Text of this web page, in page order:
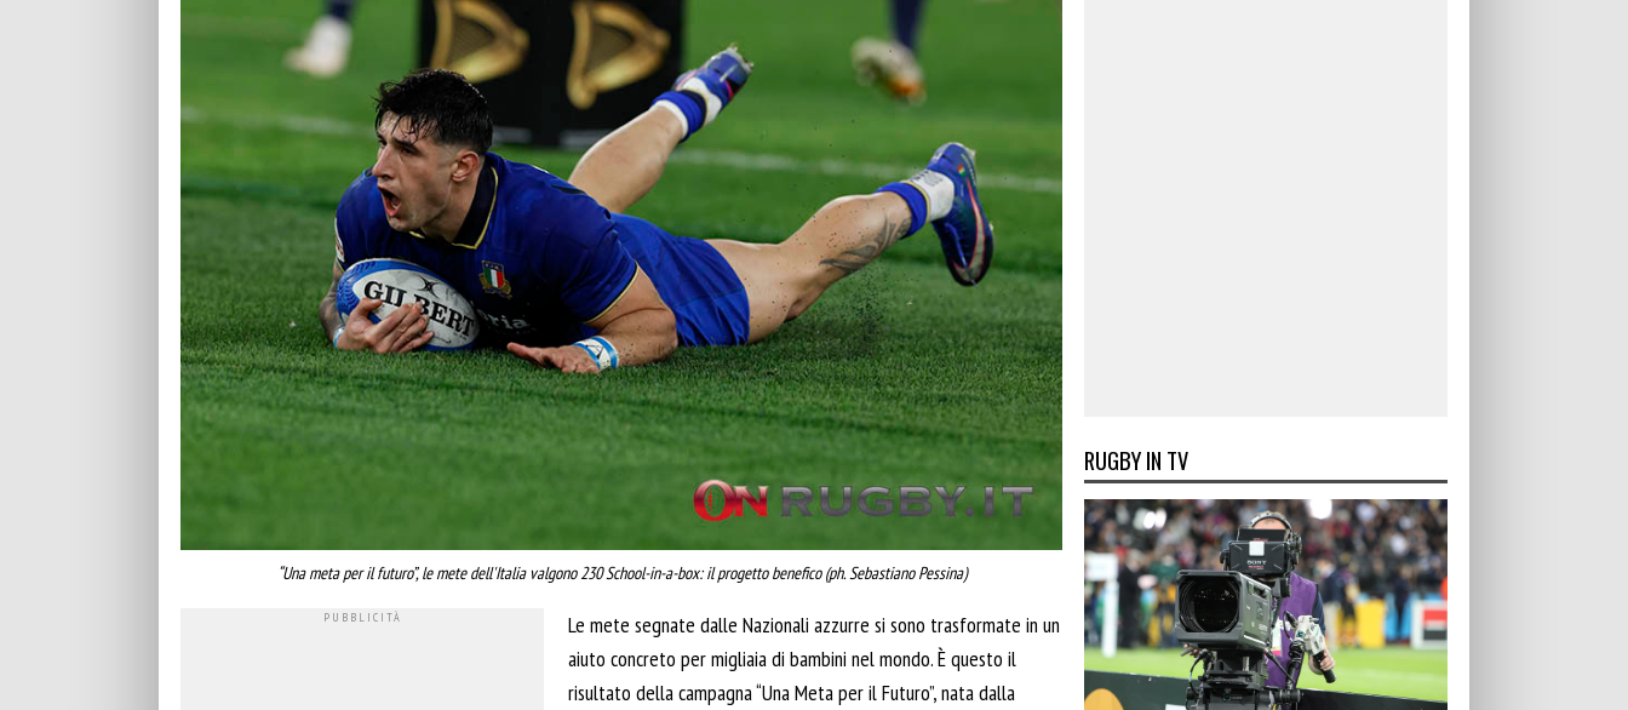
“Una meta per il futuro”, le mete dell'Italia valgono 230 School-in-a-box: il progetto benefico (ph. Sebastiano Pessina)
Le mete segnate dalle Nazionali azzurre si sono trasformate in un
aiuto concreto per migliaia di bambini nel mondo. È questo il
risultato della campagna “Una Meta per il Futuro”, nata dalla
RUGBY IN TV